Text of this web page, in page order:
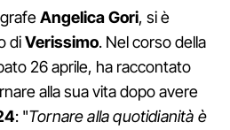
Angelica Gori, si è
diVerissimo. Nel corso della
26 aprile, ha raccontato
alla sua vita dopo avere
: "Tornare alla quotidianità è